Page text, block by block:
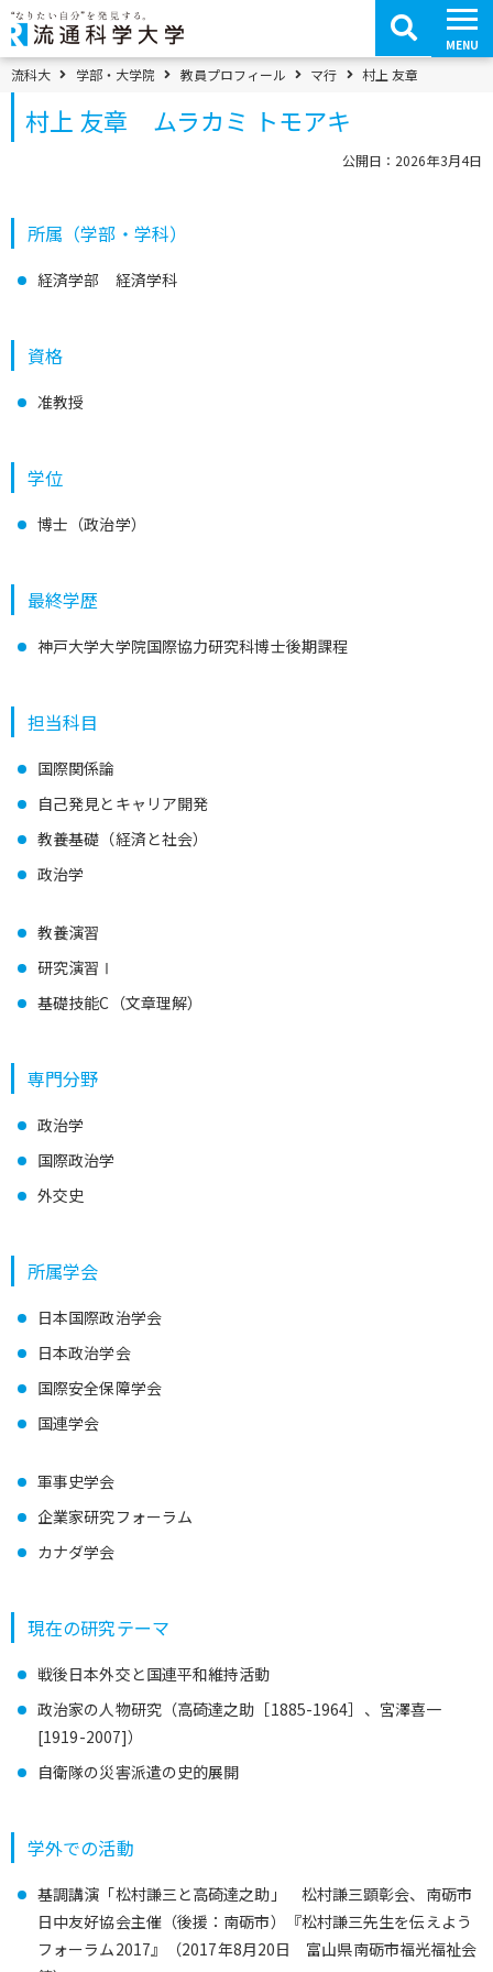
コ
ン
テ
ン
ツ
へ
移
MENU
パンくずメニュー
流科大 学部・大学院 教員プロフィール マ行 村上 友章
村上 友章 ムラカミ トモアキ
公開日：2026年3月4日
所属（学部・学科）
経済学部 経済学科
資格
准教授
学位
博士（政治学）
最終学歴
神戸大学大学院国際協力研究科博士後期課程
担当科目
国際関係論
自己発見とキャリア開発
教養基礎（経済と社会）
政治学
教養演習
研究演習Ⅰ
基礎技能C（文章理解）
専門分野
政治学
国際政治学
外交史
所属学会
日本国際政治学会
日本政治学会
国際安全保障学会
国連学会
軍事史学会
企業家研究フォーラム
カナダ学会
現在の研究テーマ
戦後日本外交と国連平和維持活動
政治家の人物研究（高碕達之助［1885-1964］、宮澤喜一
[1919-2007]）
自衛隊の災害派遣の史的展開
学外での活動
基調講演「松村謙三と高碕達之助」 松村謙三顕彰会、南砺市
日中友好協会主催（後援：南砺市）『松村謙三先生を伝えよう
フォーラム2017』（2017年8月20日 富山県南砺市福光福祉会